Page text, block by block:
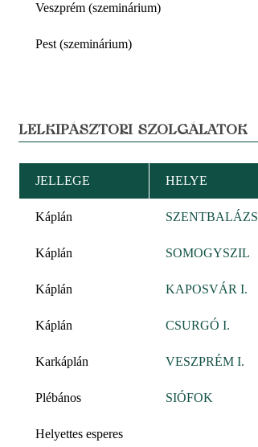
Veszprém (szeminárium)
Pest (szeminárium)
LELKIPÁSZTORI SZOLGÁLATOK
JELLEGE HELYE
Káplán SZENTBALÁZS
Káplán SOMOGYSZIL
Káplán KAPOSVÁR I.
Káplán CSURGÓ I.
Karkáplán VESZPRÉM I.
Plébános SIÓFOK
Helyettes esperes